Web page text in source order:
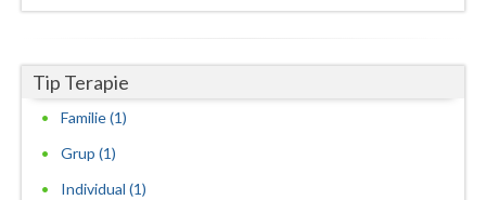
Mehedinti
Neamt
Prahova
Tip Terapie
Familie (1)
Grup (1)
Individual (1)